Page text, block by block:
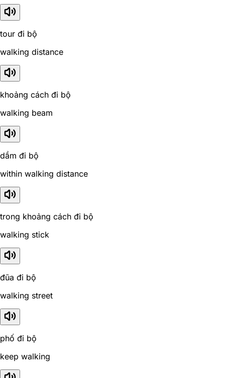
tour đi bộ
walking distance
khoảng cách đi bộ
walking beam
dầm đi bộ
within walking distance
trong khoảng cách đi bộ
walking stick
đũa đi bộ
walking street
phố đi bộ
keep walking